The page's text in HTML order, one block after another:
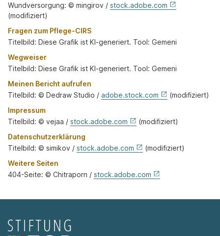
Wundversorgung: © mingirov / stock.adobe.com
(modifiziert)
Fragen zum Pflege-CIRS
Titelbild: Diese Grafik ist KI-generiert. Tool: Gemeni
Wegweiser
Titelbild: Diese Grafik ist KI-generiert. Tool: Gemeni
Meinen Bericht aufrufen
Titelbild: © Dedraw Studio / adobe.stock.com
(modifiziert)
Impressum
Titelbild: © vejaa / stock.adobe.com
(modifiziert)
Datenschutzerklärung
Titelbild: © simikov / stock.adobe.com
(modifiziert)
Weitere Seiten
404-Seite: © Chitraporn / stock.adobe.com
Seitenfooter